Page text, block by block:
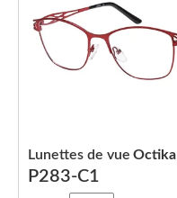
P283-C1
Lunettes de vue Octika